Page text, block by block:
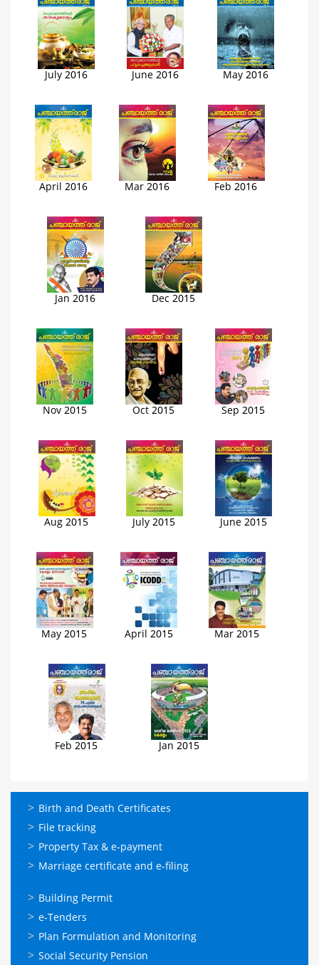
July 2016 June 2016 May 2016
April 2016 Mar 2016 Feb 2016
Jan 2016 Dec 2015
Nov 2015 Oct 2015 Sep 2015
Aug 2015 July 2015 June 2015
May 2015 April 2015 Mar 2015
Feb 2015 Jan 2015
ഓണ്‍ലൈന്‍
സേവനങ്ങള്‍
Birth and Death Certificates
File tracking
Property Tax & e-payment
Marriage certificate and e-filing
ഓണ്‍ലൈന്‍
സേവനങ്ങള്‍
Building Permit
e-Tenders
Plan Formulation and Monitoring
Social Security Pension